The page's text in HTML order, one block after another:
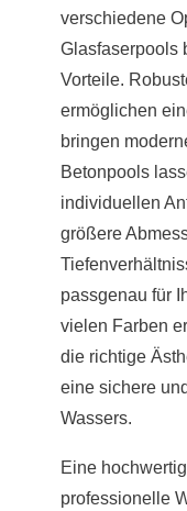
verschiedene
Glasfaserpools
Vorteile.
ermöglichen
bringen
Betonpools
individuellen
größere
passgenau für
vielen Farben
die richtige
eine sichere
Wassers.
Eine
professionelle